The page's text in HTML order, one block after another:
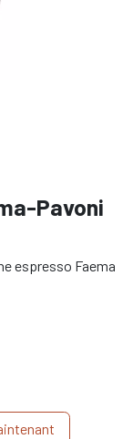
Pavoni
espresso Faema